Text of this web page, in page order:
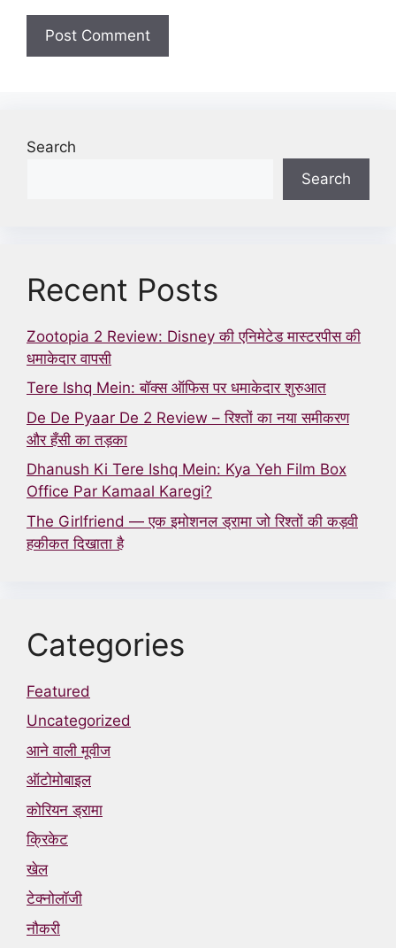
Search
Search
Recent Posts
Zootopia 2 Review: Disney की एनिमेटेड मास्टरपीस की
धमाकेदार वापसी
Tere Ishq Mein: बॉक्स ऑफिस पर धमाकेदार शुरुआत
De De Pyaar De 2 Review – रिश्तों का नया समीकरण
और हँसी का तड़का
Dhanush Ki Tere Ishq Mein: Kya Yeh Film Box
Office Par Kamaal Karegi?
The Girlfriend — एक इमोशनल ड्रामा जो रिश्तों की कड़वी
हकीकत दिखाता है
Categories
Featured
Uncategorized
आने वाली मूवीज
ऑटोमोबाइल
कोरियन ड्रामा
क्रिकेट
खेल
टेक्नोलॉजी
नौकरी